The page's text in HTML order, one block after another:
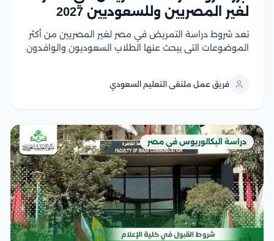
لغير المصريين وللسعوديين 2027
تعد شروط دراسة التمريض في مصر لغير المصريين من أكثر
الموضوعات التي يبحث عنها الطلاب السعوديون والوافدون
باعتراف واسع في العديد من الدول...
فريق عمل ملتقى التعليم السعودي
دراسة البكالوريوس في مصر